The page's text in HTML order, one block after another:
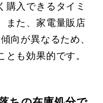
購入できるタイミ
また、家電量販店
向が異なるため、
も効果的です。